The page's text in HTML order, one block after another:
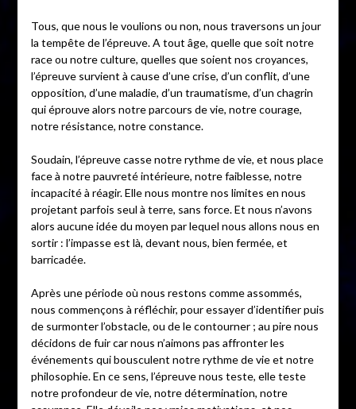
Tous, que nous le voulions ou non, nous traversons un jour
la tempête de l’épreuve. A tout âge, quelle que soit notre
race ou notre culture, quelles que soient nos croyances,
l’épreuve survient à cause d’une crise, d’un conflit, d’une
opposition, d’une maladie, d’un traumatisme, d’un chagrin
qui éprouve alors notre parcours de vie, notre courage,
notre résistance, notre constance.
Soudain, l’épreuve casse notre rythme de vie, et nous place
face à notre pauvreté intérieure, notre faiblesse, notre
incapacité à réagir. Elle nous montre nos limites en nous
projetant parfois seul à terre, sans force. Et nous n’avons
alors aucune idée du moyen par lequel nous allons nous en
sortir : l’impasse est là, devant nous, bien fermée, et
barricadée.
Après une période où nous restons comme assommés,
nous commençons à réfléchir, pour essayer d’identifier puis
de surmonter l’obstacle, ou de le contourner ; au pire nous
décidons de fuir car nous n’aimons pas affronter les
événements qui bousculent notre rythme de vie et notre
philosophie. En ce sens, l’épreuve nous teste, elle teste
notre profondeur de vie, notre détermination, notre